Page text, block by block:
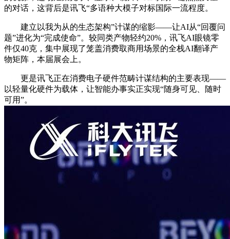
的对话，这背后是讯飞“多语种大模子对标国际一流程度。
建立以我为从的生态架构”计谋的缩影——让AI从“回覆问
题”进化为“完成使命”。较同类产物轻约20%，讯飞AI眼镜零
件仅40克，集中展现了笼盖消费取商用场景的全栈AI翻译产
物矩阵，本届展会上。
更是讯飞正在消费电子硬件范畴计谋结构的主要表现——
以轻量化硬件为载体，让智能办事实正实现“随身可见、随时
可用”。